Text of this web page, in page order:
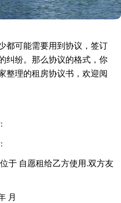
都可能需要用到协议，签订
纠纷。那么协议的格式，你
整理的租房协议书，欢迎阅
于 自愿租给乙方使用.双方友
月